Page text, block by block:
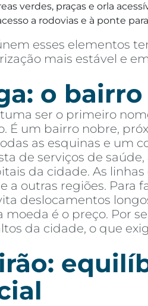
verdes, praças e orla
a rodovias e à ponte
esses elementos
mais estável e
o
ser o primeiro
É um bairro nobre,
as esquinas e um
de serviços de
da cidade. As
a outras regiões.
deslocamentos
moeda é o preço. Por
da cidade, o que